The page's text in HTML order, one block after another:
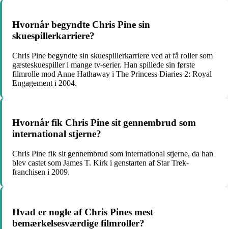
Hvornår begyndte Chris Pine sin
skuespillerkarriere?
Chris Pine begyndte sin skuespillerkarriere ved at få roller som
gæsteskuespiller i mange tv-serier. Han spillede sin første
filmrolle mod Anne Hathaway i The Princess Diaries 2: Royal
Engagement i 2004.
Hvornår fik Chris Pine sit gennembrud som
international stjerne?
Chris Pine fik sit gennembrud som international stjerne, da han
blev castet som James T. Kirk i genstarten af ​​Star Trek-
franchisen i 2009.
Hvad er nogle af Chris Pines mest
bemærkelsesværdige filmroller?